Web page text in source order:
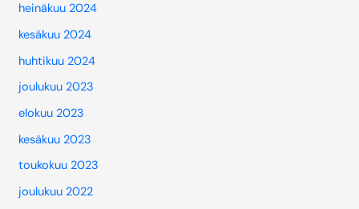
heinäkuu 2024
kesäkuu 2024
huhtikuu 2024
joulukuu 2023
elokuu 2023
kesäkuu 2023
toukokuu 2023
joulukuu 2022